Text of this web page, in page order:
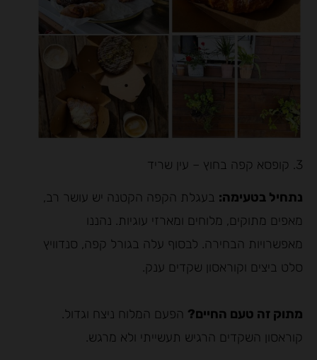
3. קופסא קפה בחוץ – עין שריד
נתחיל בטעימה: בעגלת הקפה הקטנה יש עושר רב,
מאפים מתוקים, מלוחים ומארזי עוגיות. נהננו
מאפשרויות הבחירה. לבסוף עלה בגורל קפה, סנדוויץ
סלט ביצים וקוראסון שקדים ענק.
מתוק זה טעם החיים? הפעם המלוח ניצח וגדול.
קוראסון השקדים הרגיש תעשייתי ולא מרגש.